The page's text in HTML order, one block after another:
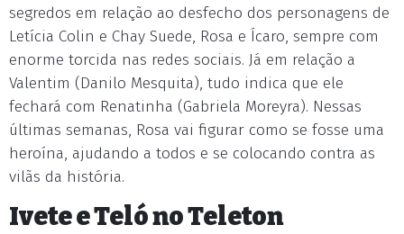
segredos em relação ao desfecho dos personagens de
Letícia Colin e Chay Suede, Rosa e Ícaro, sempre com
enorme torcida nas redes sociais. Já em relação a
Valentim (Danilo Mesquita), tudo indica que ele
fechará com Renatinha (Gabriela Moreyra). Nessas
últimas semanas, Rosa vai figurar como se fosse uma
heroína, ajudando a todos e se colocando contra as
vilãs da história.
Ivete e Teló no Teleton